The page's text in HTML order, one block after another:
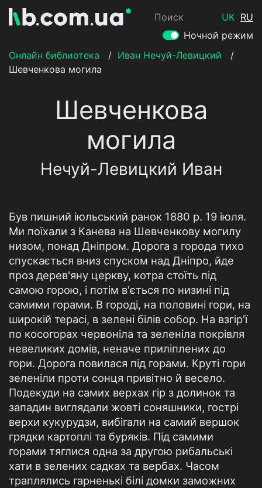
Поиск UK RU
Ночной режим
Онлайн библиотека
/ Иван Нечуй-Левицкий
/
Шевченкова могила
Шевченкова
могила
Нечуй-Левицкий Иван
Був пишний іюльський ранок 1880 р. 19 іюля.
Ми поїхали з Канева на Шевченкову могилу
низом, понад Дніпром. Дорога з города тихо
спускається вниз спуском над Дніпро, йде
проз дерев'яну церкву, котра стоїть під
самою горою, і потім в'ється по низині під
самими горами. В городі, на половині гори, на
широкій терасі, в зелені білів собор. На взгір'ї
по косогорах червоніла та зеленіла покрівля
невеликих домів, неначе приліплених до
гори. Дорога повилася під горами. Круті гори
зеленіли проти сонця привітно й весело.
Подекуди на самих верхах гір з долинок та
западин виглядали жовті соняшники, гострі
верхи кукурудзи, вибігали на самий вершок
грядки картоплі та буряків. Під самими
горами тяглися одна за другою рибальські
хати в зелених садках та вербах. Часом
траплялись гарненькі білі домки заможних